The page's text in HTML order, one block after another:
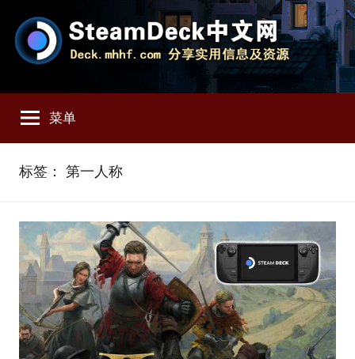
SteamDeck
中
文
享
SteamDeck
用
资
源
菜单
标签： 第一人称